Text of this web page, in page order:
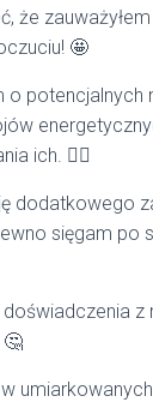
że
🤩
o potencjalnych
ich. 🧏‍♂️
dodatkowego
sięgam po
z
🤔